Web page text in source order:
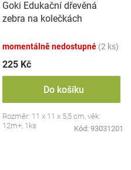
Goki Edukační dřevěná
zebra na kolečkách
momentálně nedostupné (2 ks)
225 Kč
Do košíku
Rozměr: 11 x 11 x 5,5 cm, věk:
12m+, 1ks
Kód: 93031201